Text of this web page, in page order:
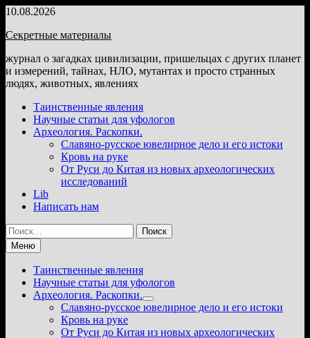
Перейти
содержимому
10.08.2026
Секретные материалы
журнал о загадках цивилизации, пришельцах с других планет
и измерений, тайнах, НЛО, мутантах и просто странных
людях, животных, явлениях
Таинственные явления
Научные статьи для уфологов
Археология. Раскопки.
Славяно-русское ювелирное дело и его истоки
Кровь на руке
От Руси до Китая из новых археологических
исследований
Lib
Написать нам
Найти:
Меню
Таинственные явления
Научные статьи для уфологов
Археология. Раскопки.
Показать
подменю
Славяно-русское ювелирное дело и его истоки
Кровь на руке
От Руси до Китая из новых археологических